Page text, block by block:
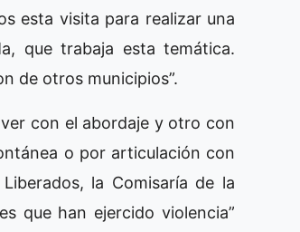
esta visita para realizar una
que trabaja esta temática.
de otros municipios”.
con el abordaje y otro con
o por articulación con
la Comisaría de la
que han ejercido violencia”